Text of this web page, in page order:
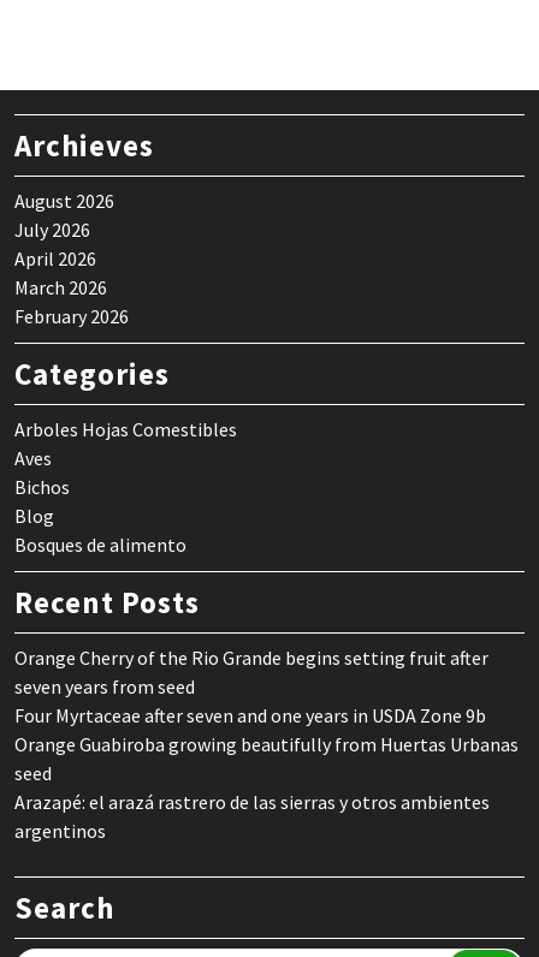
Archieves
August 2026
July 2026
April 2026
March 2026
February 2026
Categories
Arboles Hojas Comestibles
Aves
Bichos
Blog
Bosques de alimento
Recent Posts
Orange Cherry of the Rio Grande begins setting fruit after
seven years from seed
Four Myrtaceae after seven and one years in USDA Zone 9b
Orange Guabiroba growing beautifully from Huertas Urbanas
seed
Arazapé: el arazá rastrero de las sierras y otros ambientes
argentinos
Search